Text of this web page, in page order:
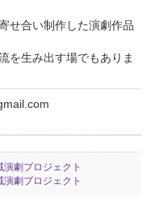
せ合い制作した演劇作品
を生み出す場でもありま
演劇プロジェクト
演劇プロジェクト